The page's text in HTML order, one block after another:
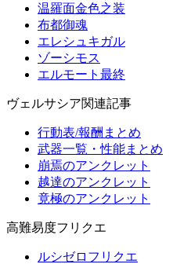
温羅面金色之装
布都御魂
エレシュキガル
ゾーシモス
エルモート最終
ヴェルサシア関連記事
行動表/報酬まとめ
武器一覧・性能まとめ
崩焉のアンクレット
越達のアンクレット
竟極のアンクレット
高難易度フリクエ
ルシゼロフリクエ